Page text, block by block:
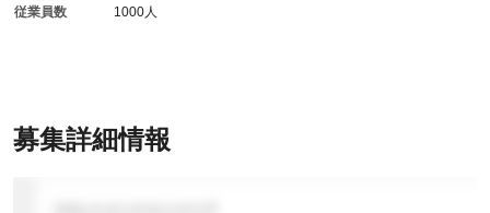
募集詳細情報
従業員数 1000人